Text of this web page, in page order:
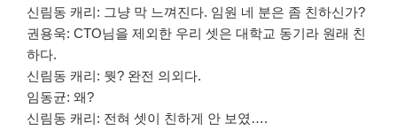
신림동 캐리: 그냥 막 느껴진다. 임원 네 분은 좀 친하신가?
권용욱: CTO님을 제외한 우리 셋은 대학교 동기라 원래 친
하다.
신림동 캐리: 뭣? 완전 의외다.
임동균: 왜?
신림동 캐리: 전혀 셋이 친하게 안 보였….